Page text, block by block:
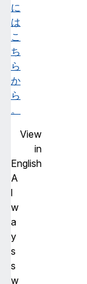
に
は
こ
ち
ら
か
ら
。
View
in
English
A
l
w
a
y
s
s
w